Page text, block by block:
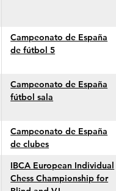
Campeonato de España
de fútbol 5
Campeonato de España
fútbol sala
Campeonato de España
de clubes
IBCA European Individual
Chess Championship for